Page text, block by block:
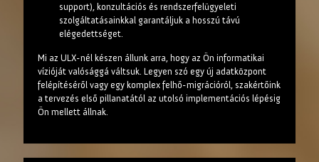
support), konzultációs és rendszerfelügyeleti
szolgáltatásainkkal garantáljuk a hosszú távú
elégedettséget.
Mi az ULX-nél készen állunk arra, hogy az Ön informatikai
vízióját valósággá váltsuk. Legyen szó egy új adatközpont
felépítéséről vagy egy komplex felhő-migrációról, szakértőink
a tervezés első pillanatától az utolsó implementációs lépésig
Ön mellett állnak.